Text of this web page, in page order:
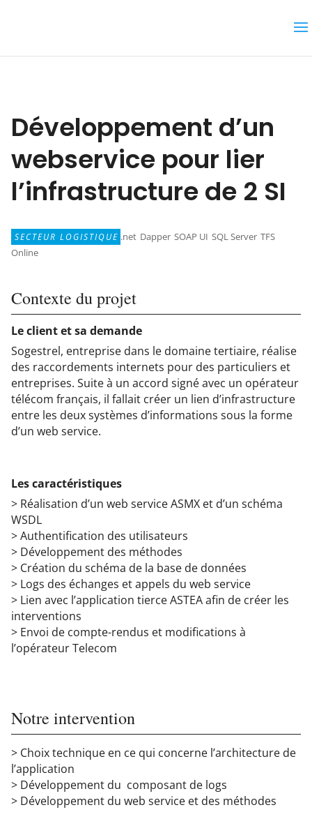
Développement d’un
webservice pour lier
l’infrastructure de 2 SI
SECTEUR LOGISTIQUE .net Dapper SOAP UI SQL Server TFS
Online
Contexte du projet
Le client et sa demande
Sogestrel, entreprise dans le domaine tertiaire, réalise
des raccordements internets pour des particuliers et
entreprises. Suite à un accord signé avec un opérateur
télécom français, il fallait créer un lien d’infrastructure
entre les deux systèmes d’informations sous la forme
d’un web service.
Les caractéristiques
> Réalisation d’un web service ASMX et d’un schéma
WSDL
> Authentification des utilisateurs
> Développement des méthodes
> Création du schéma de la base de données
> Logs des échanges et appels du web service
> Lien avec l’application tierce ASTEA afin de créer les
interventions
> Envoi de compte-rendus et modifications à
l’opérateur Telecom
Notre intervention
> Choix technique en ce qui concerne l’architecture de
l’application
> Développement du composant de logs
> Développement du web service et des méthodes